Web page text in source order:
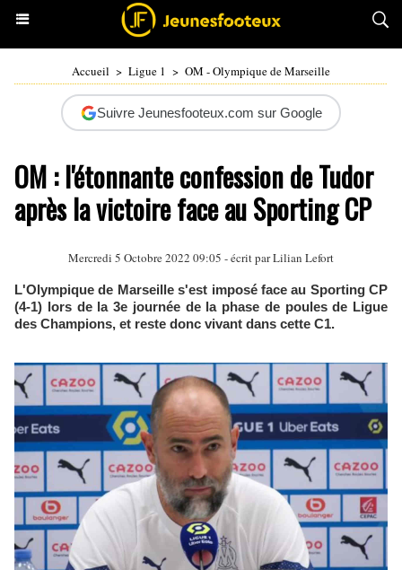
Accueil > Ligue 1 > OM - Olympique de Marseille
Suivre Jeunesfooteux.com sur Google
OM : l'étonnante confession de Tudor
après la victoire face au Sporting CP
Mercredi 5 Octobre 2022 09:05 - écrit parLilian Lefort
L'Olympique de Marseille s'est imposé face au Sporting CP
(4-1) lors de la 3e journée de la phase de poules de Ligue
des Champions, et reste donc vivant dans cette C1.